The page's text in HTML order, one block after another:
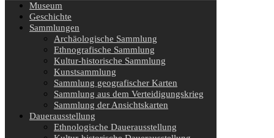
Museum
Geschichte
Sammlungen
Archäologische Sammlung
Ethnografische Sammlung
Kultur-historische Sammlung
Kunstsammlung
Sammlung geografischer Karten
Sammlung aus dem Verteidigungskrieg
Sammlung der Ansichtskarten
Dauerausstellung
Ethnologische Dauerausstellung